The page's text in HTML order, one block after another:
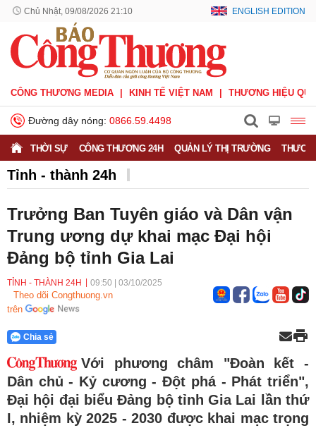
Chủ Nhật, 09/08/2026 21:11 ENGLISH EDITION
CÔNG THƯƠNG MEDIA KINH TẾ VIỆT NAM THƯƠNG HIỆU
Đường dây nóng: 0866.59.4498
THỜI SỰ CÔNG THƯƠNG 24H QUẢN LÝ THỊ TRƯỜNG
Tỉnh - thành 24h
Trưởng Ban Tuyên giáo và Dân vận
Trung ương dự khai mạc Đại hội
Đảng bộ tỉnh Gia Lai
TỈNH - THÀNH 24H 09:50 03/10/2025
Theo dõi Congthuong.vn
trên
Chia sẻ
Với phương châm "Đoàn kết -
Dân chủ - Kỷ cương - Đột phá - Phát triển",
Đại hội đại biểu Đảng bộ tỉnh Gia Lai lần thứ
I, nhiệm kỳ 2025 - 2030 được khai mạc trọng